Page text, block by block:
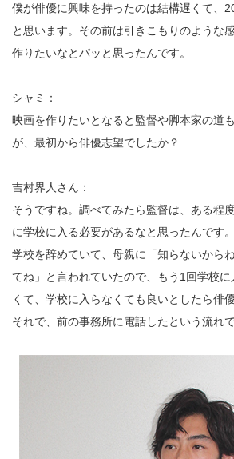
僕が俳優に興味を持ったのは結構遅くて、
と思います。その前は引きこもりのような
作りたいなとパッと思ったんです。
シャミ：
映画を作りたいとなると監督や脚本家の道
が、最初から俳優志望でしたか？
吉村界人さん：
そうですね。調べてみたら監督は、ある程
に学校に入る必要があるなと思ったんです
学校を辞めていて、母親に「知らないから
てね」と言われていたので、もう1回学校
くて、学校に入らなくても良いとしたら俳
それで、前の事務所に電話したという流れで